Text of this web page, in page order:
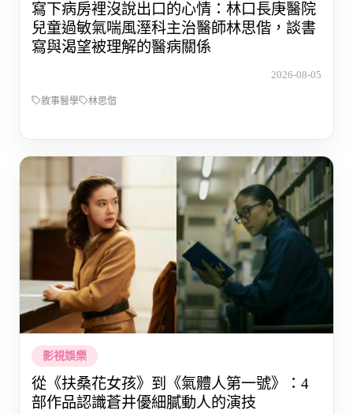
寫下病房裡沒說出口的心情：林口長庚醫院
兒童過敏氣喘風溼科主治醫師林思偕，談書
寫與渴望被理解的醫病關係
2026-08-05
敘事醫學 林思偕
影視娛樂
從《扶桑花女孩》到《氣體人第一號》：4
部作品認識蒼井優細膩動人的演技